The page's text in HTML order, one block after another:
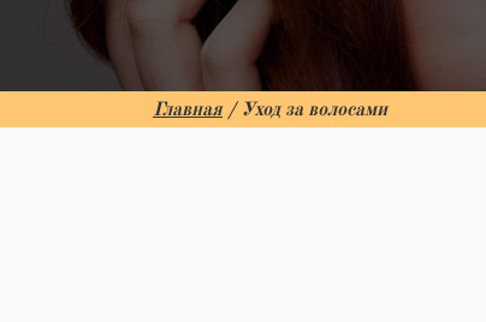
Главная/ Уход за волосами